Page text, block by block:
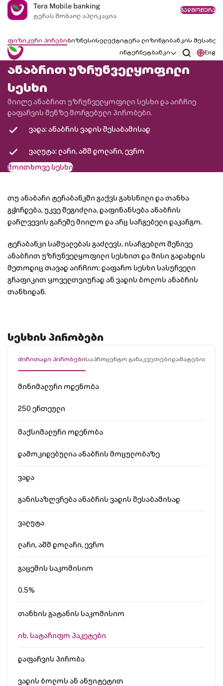
გადმოწერა
ფიზიკური პირებიბიზნესისელექტიტერა ლიზინგიბანკის შესახებ
ინტერნეტბანკი
Eng
ანაბრით უზრუნველყოფილი
სესხი
მიიღე ანაბრით უზრუნველყოფილი სესხი და აირჩიე
დაფარვის შენზე მორგებული პირობები.
ვადა: ანაბრის ვადის შესაბამისად
ვალუტა: ლარი, აშშ დოლარი, ევრო
მოითხოვე სესხი
თუ ანაბარი ტერაბანკში გაქვს გახსნილი და თანხა
გჭირდება, უკვე შეგიძლია, დაფინანსება ანაბრის
დარღვევის გარეშე მიიღო და არც სარგებელი დაკარგო.
ტერაბანკი საშუალებას გაძლევს, ისარგებლო შენივე
ანაბრით უზრუნველყოფილი სესხით და მისი გადახდის
მეთოდიც თავად აირჩიო: დაფარო სესხი სასურველი
გრაფიკით ყოველთვიურად ან ვადის ბოლოს ანაბრის
თანხიდან.
სესხის პირობები
ძირითადი პირობებისაპროცენტო განაკვეთებიდამატებითი
მინიმალური ოდენობა
250 ერთეული
მაქსიმალური ოდენობა
დამოკიდებულია ანაბრის მოცულობაზე
ვადა
განისაზღვრება ანაბრის ვადის შესაბამისად
ვალუტა
ლარი, აშშ დოლარი, ევრო
გაცემის საკომისიო
0.5%
თანხის გატანის საკომისიო
იხ. Სატარიფო პაკეტები
დაფარვის პირობა
ვადის ბოლოს ან ანუიტეტით